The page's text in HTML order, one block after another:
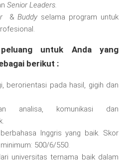
Senior Leaders.
&Buddy selama program untuk
peluang untuk Anda yang
berikut :
berorientasi pada hasil, gigih dan
analisa, komunikasi dan
Inggris yang baik. Skor
minimum: 500/6/550.
universitas ternama baik dalam